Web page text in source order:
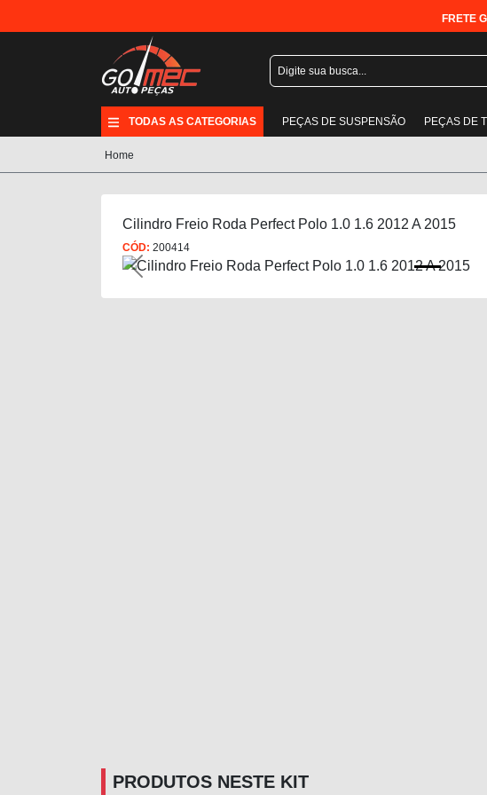
FRETE
TODAS AS CATEGORIAS PEÇAS DE SUSPENSÃO PEÇAS DE
Home
Cilindro Freio Roda Perfect Polo 1.0 1.6 2012 A 2015
CÓD: 200414
Previous
PRODUTOS NESTE KIT